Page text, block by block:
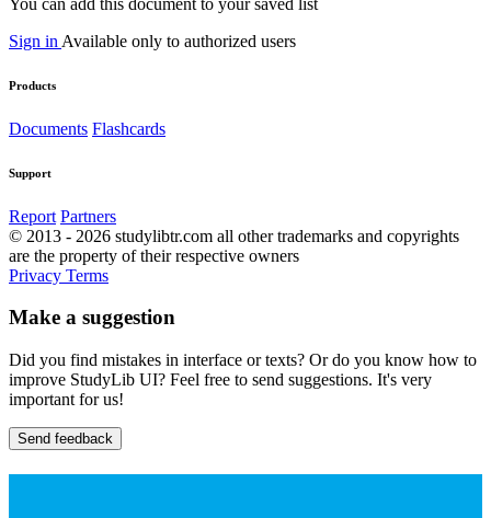
Sign in Available only to authorized users
Products
Documents Flashcards
Support
Report Partners
© 2013 - 2026 studylibtr.com all other trademarks and copyrights
are the property of their respective owners
Privacy Terms
Make a suggestion
Did you find mistakes in interface or texts? Or do you know how to
improve StudyLib UI? Feel free to send suggestions. It's very
important for us!
Send feedback